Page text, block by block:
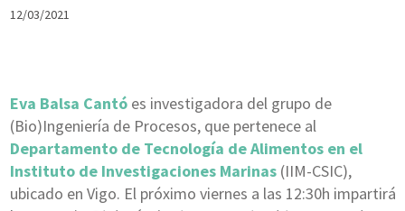
12/03/2021
Eva Balsa Cantóes investigadora del grupo de
(Bio)Ingeniería de Procesos, que pertenece al
Departamento de Tecnología de Alimentos en el
Instituto de Investigaciones Marinas(IIM-CSIC),
ubicado en Vigo. El próximo viernes a las 12:30h impartirá